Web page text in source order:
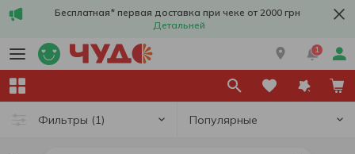
Бесплатная* первая доставка при чеке от 2000 грн
Детальней
1
Фильтры (1) Популярные